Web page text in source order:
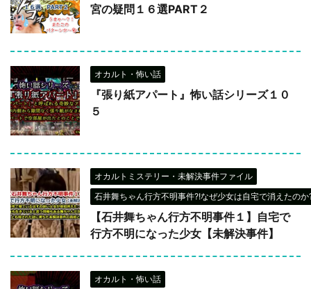
宮の疑問１６選PART２
オカルト・怖い話
『張り紙アパート』怖い話シリーズ１０
５
オカルトミステリー・未解決事件ファイル
石井舞ちゃん行方不明事件?!なぜ少女は自宅で消えたのか
【石井舞ちゃん行方不明事件１】自宅で
行方不明になった少女【未解決事件】
オカルト・怖い話